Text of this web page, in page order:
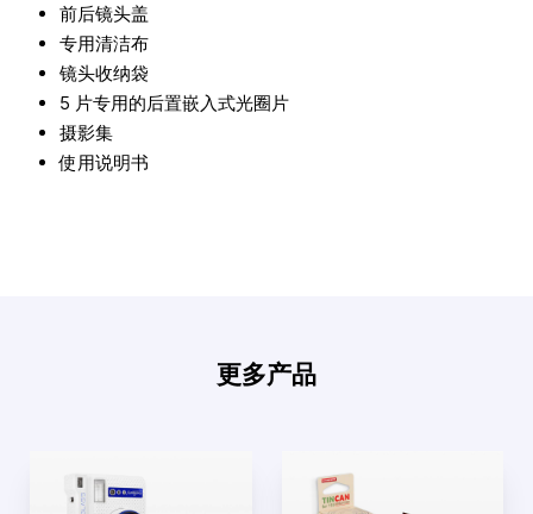
前后镜头盖
专用清洁布
镜头收纳袋
5 片专用的后置嵌入式光圈片
摄影集
使用说明书
更多产品